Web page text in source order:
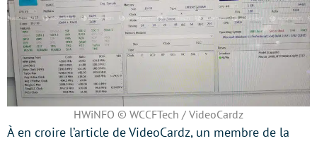
HWiNFO © WCCFTech / VideoCardz
À en croire l’article de VideoCardz, un membre de la